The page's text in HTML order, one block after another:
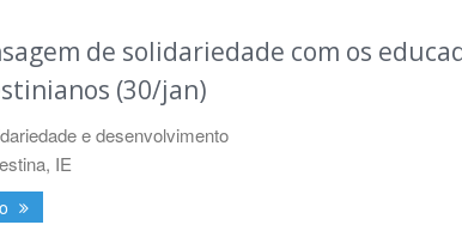
de solidariedade com os
(30/jan)
e desenvolvimento
, IE